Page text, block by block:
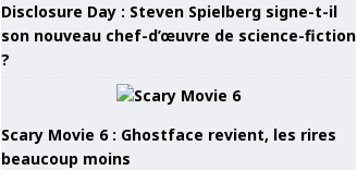
Disclosure Day : Steven Spielberg signe-t-il
son nouveau chef-d’œuvre de science-fiction
?
Scary Movie 6 : Ghostface revient, les rires
beaucoup moins